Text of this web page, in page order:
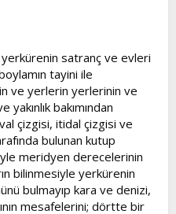
satranç ve evleri
tayini ile
ve yerlerin yerlerinin ve
bakımından
çizgisi, itidal çizgisi ve
bulunan kutup
meridyen derecelerinin
bilinmesiyle yerkürenin
bulmayıp kara ve denizi,
mesafelerini; dörtte bir